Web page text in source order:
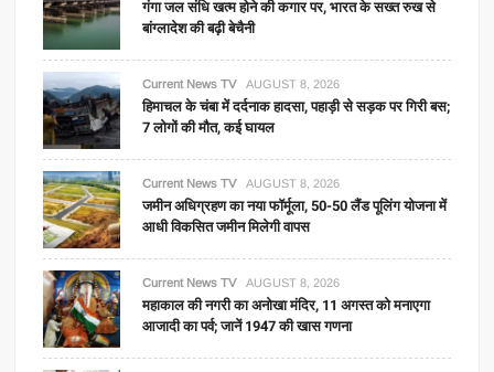
गंगा जल संधि खत्म होने की कगार पर, भारत के सख्त रुख से
बांग्लादेश की बढ़ी बेचैनी
Current News TV AUGUST 8, 2026
हिमाचल के चंबा में दर्दनाक हादसा, पहाड़ी से सड़क पर गिरी बस;
7 लोगों की मौत, कई घायल
Current News TV AUGUST 8, 2026
जमीन अधिग्रहण का नया फॉर्मूला, 50-50 लैंड पूलिंग योजना में
आधी विकसित जमीन मिलेगी वापस
Current News TV AUGUST 8, 2026
महाकाल की नगरी का अनोखा मंदिर, 11 अगस्त को मनाएगा
आजादी का पर्व; जानें 1947 की खास गणना